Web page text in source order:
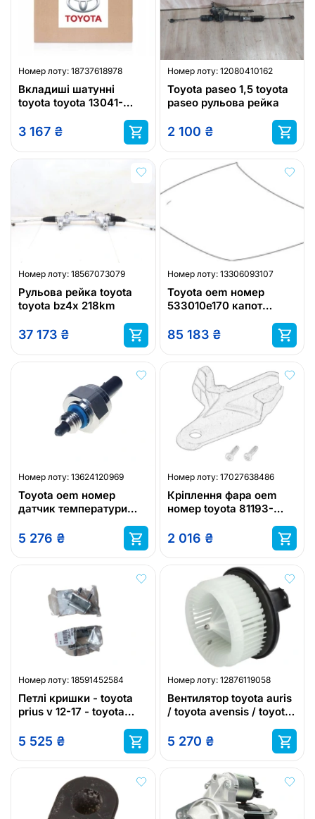
Номер лоту: 18737618978
Вкладиші шатунні
toyota toyota 13041-
3 167 ₴
Номер лоту: 12080410162
Toyota paseo 1,5 toyota
paseo рульова рейка
2 100 ₴
Номер лоту: 18567073079
Рульова рейка toyota
toyota bz4x 218km
37 173 ₴
Номер лоту: 13306093107
Toyota oem номер
533010e170 капот
85 183 ₴
Номер лоту: 13624120969
Toyota oem номер
датчик температури
5 276 ₴
Номер лоту: 17027638486
Кріплення фара oem
номер toyota 81193-
2 016 ₴
Номер лоту: 18591452584
Петлі кришки - toyota
prius v 12-17 - toyota
e18 hb
5 525 ₴
Номер лоту: 12876119058
Вентилятор toyota auris
/ toyota avensis / toyota
5 270 ₴